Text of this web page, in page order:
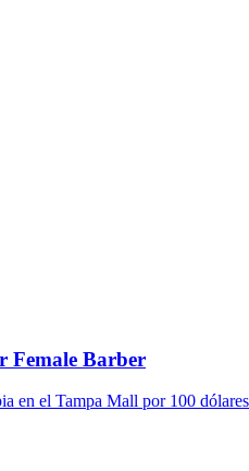
Female Barber
el Tampa Mall por 100